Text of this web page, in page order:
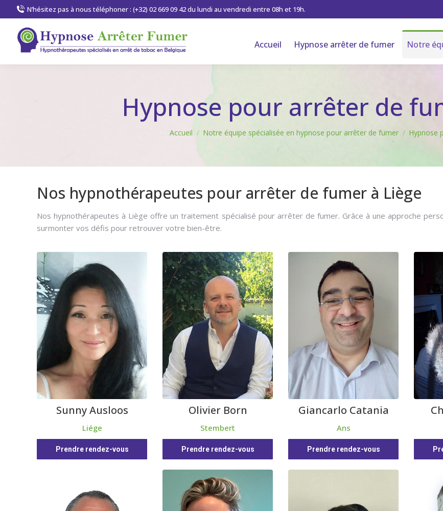
N’hésitez pas à nous téléphoner : (+32) 02 669 09 42 du lundi au vendredi entre 08h et 19h.
Accueil Hypnose arrêter de fumer Notre
Hypnose pour arrêter de
Vous êtes ici :
Accueil Notre équipe spécialisée en hypnose pour arrêter de fumer Hypnose
Nos hypnothérapeutes pour arrêter de fumer à Liège
Nos hypnothérapeutes à Liège offre un traitement spécialisé pour arrêter de fumer. Grâce à une approche
surmonter vos défis pour retrouver votre bien-être.
Sunny Ausloos
Liége
Prendre rendez-vous
Olivier Born
Stembert
Prendre rendez-vous
Giancarlo Catania
Ans
Prendre rendez-vous